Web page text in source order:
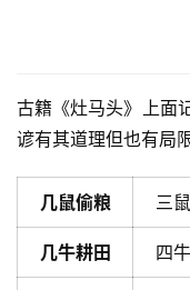
古籍《灶马头》上面
谚有其道理但也有局限
几鼠偷粮 三
几牛耕田 四